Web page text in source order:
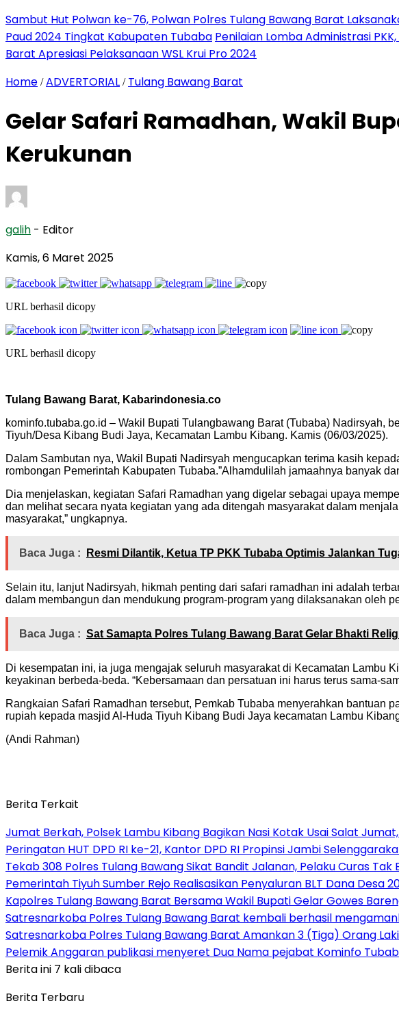
Sambut Hut Polwan ke-76, Polwan Polres Tulang Bawang Barat
Paud 2024 Tingkat Kabupaten Tubaba Penilaian Lomba Administrasi
Barat Apresiasi Pelaksanaan WSL Krui Pro 2024
Home /ADVERTORIAL / Tulang Bawang Barat
Gelar Safari Ramadhan, Wakil
Kerukunan
galih - Editor
Kamis, 6 Maret 2025
URL berhasil dicopy
URL berhasil dicopy
Tulang Bawang Barat, Kabarindonesia.co
kominfo.tubaba.go.id – Wakil Bupati Tulangbawang Barat (Tubaba) Nadirsyah,
Tiyuh/Desa Kibang Budi Jaya, Kecamatan Lambu Kibang. Kamis (06/03/2025).
Dalam Sambutan nya, Wakil Bupati Nadirsyah mengucapkan terima kasih
rombongan Pemerintah Kabupaten Tubaba.”Alhamdulilah jamaahnya banyak
Dia menjelaskan, kegiatan Safari Ramadhan yang digelar sebagai upaya
dan melihat secara nyata kegiatan yang ada ditengah masyarakat dalam
masyarakat,” ungkapnya.
Baca Juga : Resmi Dilantik, Ketua TP PKK Tubaba Optimis Jalankan
Selain itu, lanjut Nadirsyah, hikmah penting dari safari ramadhan ini adalah
dalam membangun dan mendukung program-program yang dilaksanakan oleh
Baca Juga : Sat Samapta Polres Tulang Bawang Barat Gelar Bhakti
Di kesempatan ini, ia juga mengajak seluruh masyarakat di Kecamatan Lambu
keyakinan berbeda-beda. “Kebersamaan dan persatuan ini harus terus sama-
Rangkaian Safari Ramadhan tersebut, Pemkab Tubaba menyerahkan bantuan
rupiah kepada masjid Al-Huda Tiyuh Kibang Budi Jaya kecamatan Lambu
(Andi Rahman)
Berita Terkait
Jumat Berkah, Polsek Lambu Kibang Bagikan Nasi Kotak Usai Salat
Peringatan HUT DPD RI ke-21, Kantor DPD RI Propinsi Jambi
Tekab 308 Polres Tulang Bawang Sikat Bandit Jalanan, Pelaku Curas Tak
Pemerintah Tiyuh Sumber Rejo Realisasikan Penyaluran BLT Dana Desa
Kapolres Tulang Bawang Barat Bersama Wakil Bupati Gelar Gowes
Satresnarkoba Polres Tulang Bawang Barat kembali berhasil
Satresnarkoba Polres Tulang Bawang Barat Amankan 3 (Tiga) Orang
Pelemik Anggaran publikasi menyeret Dua Nama pejabat Kominfo
Berita ini 7 kali dibaca
Berita Terbaru